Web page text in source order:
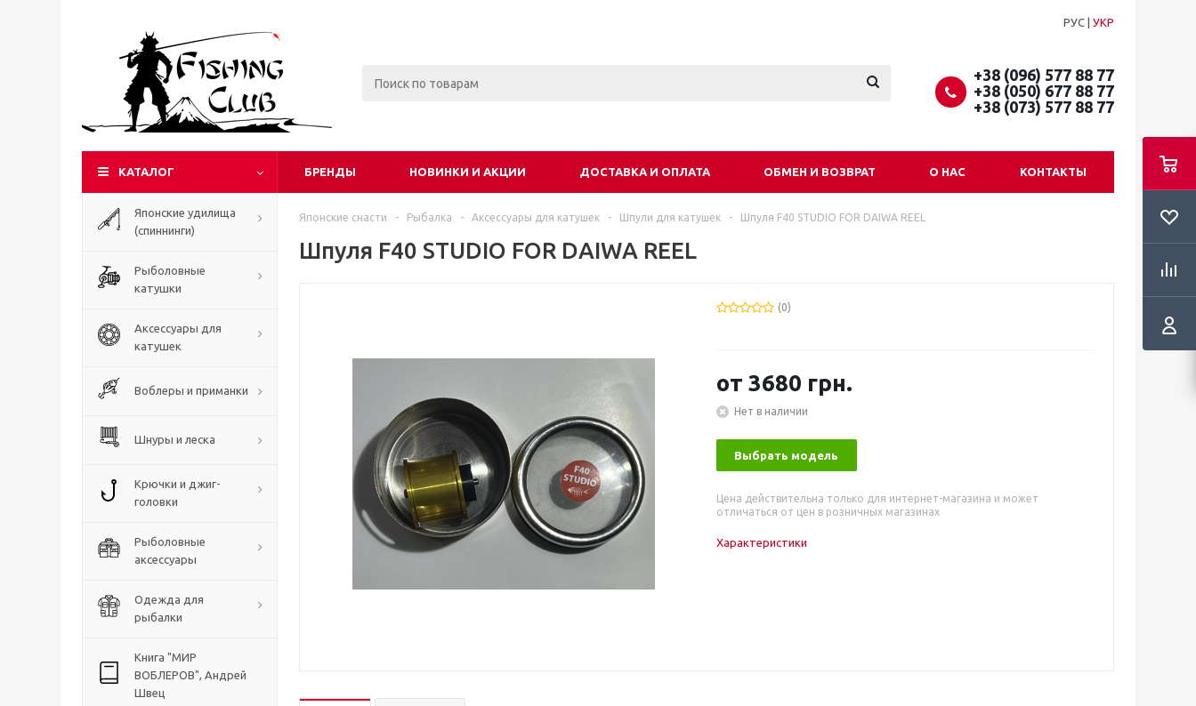
РУС УКР
+38 (096) 577 88 77
+38 (050) 677 88 77
+38 (073) 577 88 77
КАТАЛОГ БРЕНДЫ НОВИНКИ И АКЦИИ ДОСТАВКА И ОПЛАТА ОБМЕН И ВОЗВРАТ О НАС КОНТАКТЫ
Японские удилища
(спиннинги)
Рыболовные
катушки
Аксессуары для
катушек
Воблеры и приманки
Шнуры и леска
Крючки и джиг-
головки
Рыболовные
аксессуары
Одежда для
рыбалки
Книга "МИР
ВОБЛЕРОВ", Андрей
Швец
Японские снасти - Рыбалка - Аксессуары для катушек - Шпули для катушек - Шпуля F40 STUDIO FOR DAIWA REEL
Шпуля F40 STUDIO FOR DAIWA REEL
(0)
от 3680 грн.
Нет в наличии
Выбрать модель
Цена действительна только для интернет-магазина и может
отличаться от цен в розничных магазинах
Характеристики